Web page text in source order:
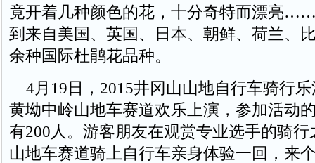
竟开着几种颜色的花，十分奇特而漂亮
到来自美国、英国、日本、朝鲜、荷兰、
余种国际杜鹃花品种。
4月19日，2015井冈山山地自行车骑行
黄坳中岭山地车赛道欢乐上演，参加活动
有200人。游客朋友在观赏专业选手的骑
山地车赛道骑上自行车亲身体验一回，来